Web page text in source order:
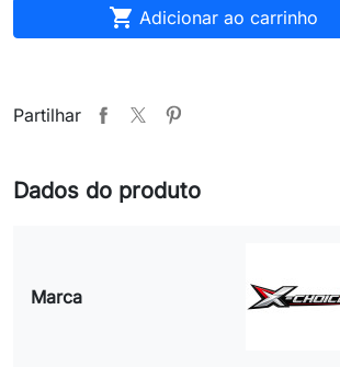
 Adicionar ao carrinho
Partilhar
Dados do produto
Marca